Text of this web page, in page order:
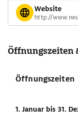
Website
http://
Öffnungszeiten
Öffnungszeiten
1. Januar bis 31.